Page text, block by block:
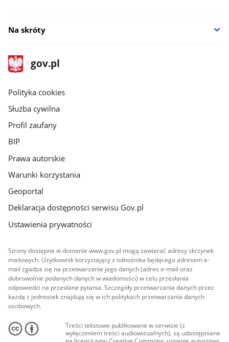
Na skróty
stopka
gov.pl
Strona
gov.pl
gov.pl
Polityka cookies
Służba cywilna
Profil zaufany
BIP
Prawa autorskie
Warunki korzystania
Geoportal
Deklaracja dostępności serwisu Gov.pl
Ustawienia prywatności
Strony dostępne w domenie www.gov.pl mogą zawierać adresy skrzynek
mailowych. Użytkownik korzystający z odnośnika będącego adresem e-
mail zgadza się na przetwarzanie jego danych (adres e-mail oraz
dobrowolnie podanych danych w wiadomości) w celu przesłania
odpowiedzi na przesłane pytania. Szczegóły przetwarzania danych przez
każdą z jednostek znajdują się w ich politykach przetwarzania danych
osobowych.
Treści tekstowe publikowane w serwisie (z
wyłączeniem treści audiowizualnych), są udostępniane